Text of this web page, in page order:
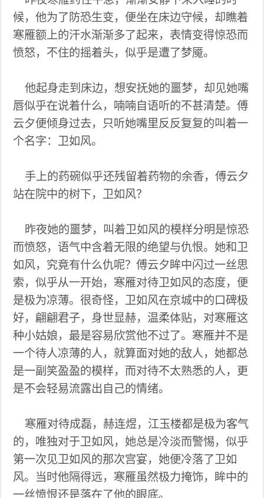
候，他为了防恐生变，便坐在床边守候，却瞧着
寒雁额上的汗水渐渐多了起来，表情变得惊恐而
愤怒，不住的摇着头，似乎是遭了梦魇。
他起身走到床边，想安抚她的噩梦，却见她嘴
唇似乎在说着什么，喃喃自语听的不甚清楚。傅
云夕便倾身过去，只听她嘴里反反复复的叫着一
个名字：卫如风。
手上的药碗似乎还残留着药物的余香，傅云夕
站在院中的树下，卫如风？
昨夜她的噩梦，叫着卫如风的模样分明是惊恐
而愤怒，语气中含着无限的绝望与仇恨。她和卫
如风，究竟有什么仇呢？傅云夕眸中闪过一丝思
索，似乎从一开始，寒雁对待卫如风的态度，便
是极为凉薄。很奇怪，卫如风在京城中的口碑极
好，翩翩君子，身世显赫，温柔体贴，对寒雁这
种小姑娘，最是容易欣赏他不过了。寒雁并不是
一个待人凉薄的人，就算面对她的敌人，她都总
是一副笑盈盈的模样，而对待不太熟悉的人，更
是不会轻易流露出自己的情绪。
寒雁对待成磊，赫连煜，江玉楼都是极为客气
的，唯独对于卫如风，她总是冷淡而警惕，似乎
第一次见卫如风的那次宫宴，她便冷落了卫如
风。当时他隔得远，寒雁虽然极力掩饰，眸中的
一丝愤恨还是落在了他的眼底。